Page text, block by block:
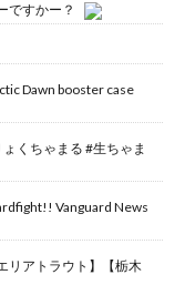
ですかー？
Dawn booster case
くちゃまる #生ちゃま
Vanguard News
リアトラウト】【栃木